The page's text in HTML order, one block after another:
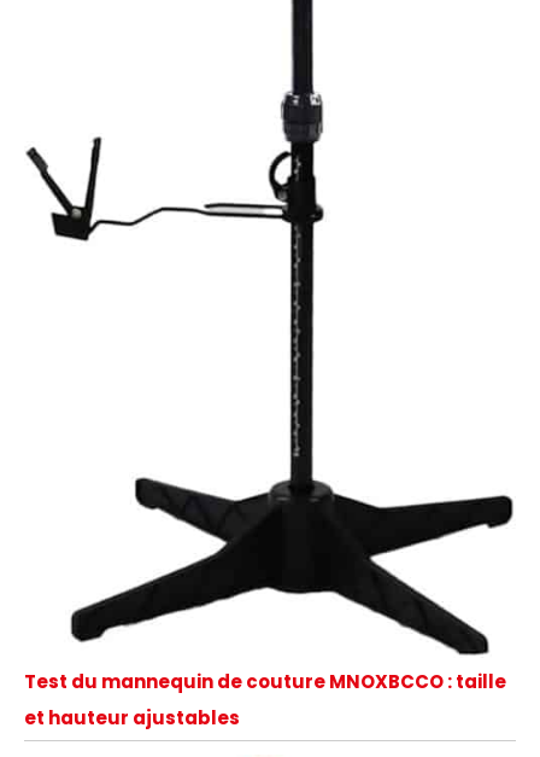
Test du mannequin de couture MNOXBCCO : taille
et hauteur ajustables